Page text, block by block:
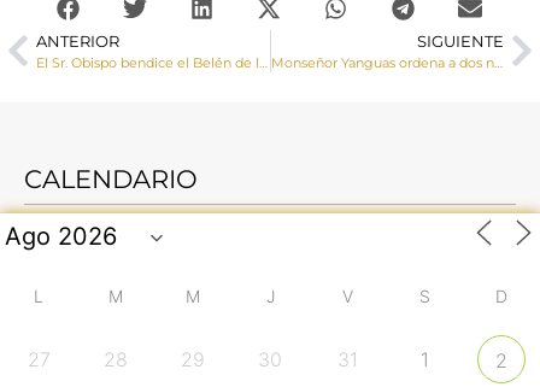
ANTERIOR
El Sr. Obispo bendice el Belén de la Plaza de la Hispanidad del Ayuntamiento de Cuenca
SIGUIENTE
Monseñor Yanguas ordena a dos nuevos diáconos, César y Felipe
CALENDARIO
L M M J V S D
27 28 29 30 31 1 2